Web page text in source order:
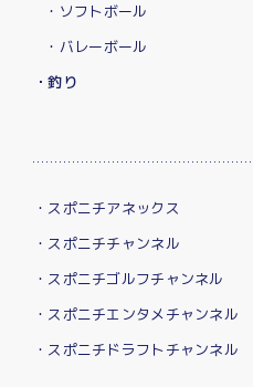
・ソフトボール
・バレーボール
・釣り
・スポニチアネックス
・スポニチチャンネル
・スポニチゴルフチャンネル
・スポニチエンタメチャンネル
・スポニチドラフトチャンネル